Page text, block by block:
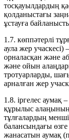
тосқауылдардың
қолданыстағы
ұстауға
1.7. көппәтерлі
аула жер учаскесі)
орналасқан және
және ойын
тротуарларды,
арналған жер
1.8. іргелес
құрылыс
тұлғалардың
балансындағы өзге
жанасатын аумақ